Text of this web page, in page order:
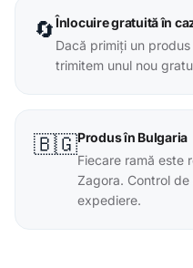
🔄Înlocuire gratuită în
Dacă primiți un
trimitem unul nou
🇧🇬Produs în Bulgaria
Fiecare ramă este
Zagora. Control
expediere.